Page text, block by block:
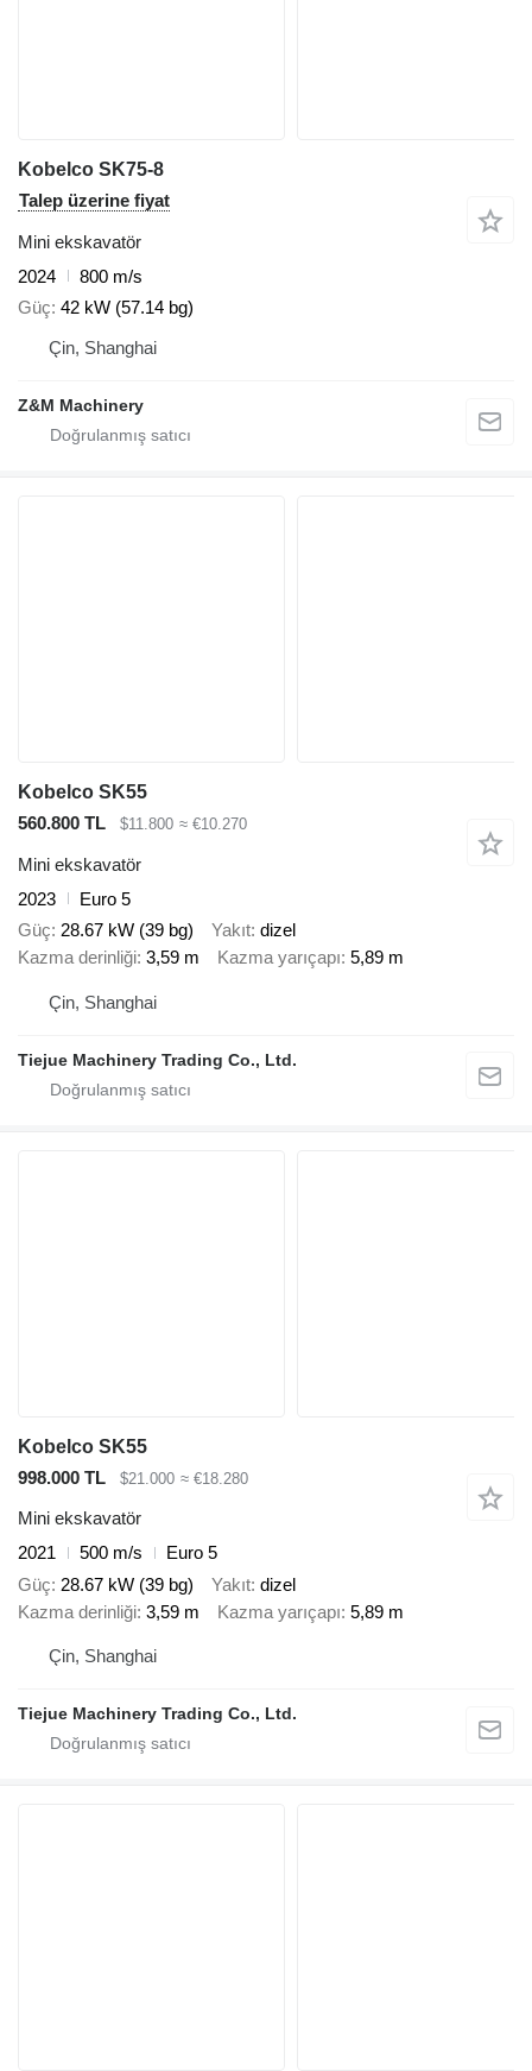
Kobelco SK75-8
Talep üzerine fiyat
Mini ekskavatör
2024
800 m/s
Güç 42 kW (57.14 bg)
Çin, Shanghai
Z&M Machinery
Kobelco SK55
560.800 TL
$11.800 ≈ €10.270
Mini ekskavatör
2023
Euro 5
Güç 28.67 kW (39 bg) Yakıt dizel
Kazma derinliği 3,59 m Kazma yarıçapı 5,89 m
Çin, Shanghai
Tiejue Machinery Trading Co., Ltd.
Kobelco SK55
998.000 TL
$21.000 ≈ €18.280
Mini ekskavatör
2021
500 m/s
Euro 5
Güç 28.67 kW (39 bg) Yakıt dizel
Kazma derinliği 3,59 m Kazma yarıçapı 5,89 m
Çin, Shanghai
Tiejue Machinery Trading Co., Ltd.